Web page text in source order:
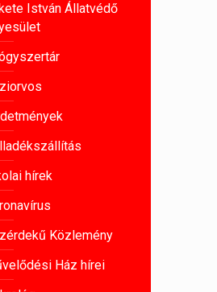
István Állatvédő
hírek
Közlemény
Ház hírei